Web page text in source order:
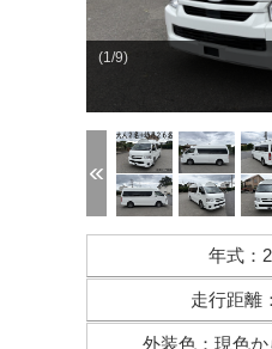
(1/9)
年式 ：
走行距離：
外装色 ： 現色